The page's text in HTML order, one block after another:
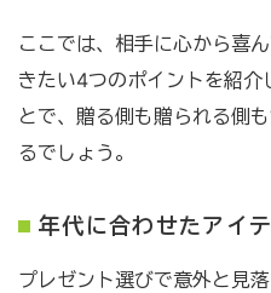
ここでは、相手に心から喜
きたい4つのポイントを紹介
とで、贈る側も贈られる側
るでしょう。
年代に合わせたアイ
プレゼント選びで意外と見